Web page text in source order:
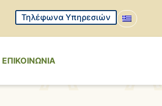
Τηλέφωνα Υπηρεσιών
ΕΠΙΚΟΙΝΩΝΙΑ